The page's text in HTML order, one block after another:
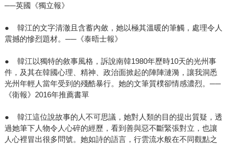
──英國《獨立報》
● 韓江的文字清澈且含蓄內斂，她以極其溫暖的筆觸，處理令人
震撼的慘烈題材。──《泰晤士報》
● 韓江以獨特的敘事風格，訴說南韓1980年歷時10天的光州事
件，及其在韓國心理、精神、政治面掀起的陣陣漣漪，讓我洞悉
光州年輕人當年受到的殘酷暴行。她的文筆質樸卻情感濃烈。──
《衛報》2016年推薦書單
● 韓江這位說故事的人不可思議，她對人類的目的提出質疑，透
過她筆下人物令人心碎的經歷，看到善與惡不斷緊張對立，也讓
人心裡冒出很多問號。她如詩的語言，行雲流水般在不同觀點之